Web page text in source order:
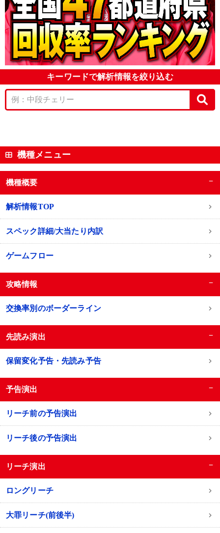
キーワードで解析情報を絞り込む
機種メニュー
機種概要 −
解析情報TOP
スペック詳細/大当たり内訳
ゲームフロー
攻略情報 −
交換率別のボーダーライン
先読み演出 −
保留変化予告・先読み予告
予告演出 −
リーチ前の予告演出
リーチ後の予告演出
リーチ演出 −
ロングリーチ
大罪リーチ(前後半)